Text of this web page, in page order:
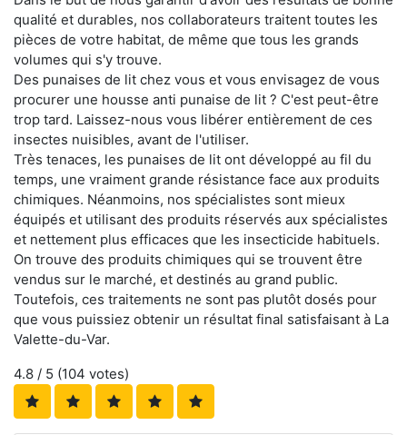
qualité et durables, nos collaborateurs traitent toutes les
pièces de votre habitat, de même que tous les grands
volumes qui s'y trouve.
Des punaises de lit chez vous et vous envisagez de vous
procurer une housse anti punaise de lit ? C'est peut-être
trop tard. Laissez-nous vous libérer entièrement de ces
insectes nuisibles, avant de l'utiliser.
Très tenaces, les punaises de lit ont développé au fil du
temps, une vraiment grande résistance face aux produits
chimiques. Néanmoins, nos spécialistes sont mieux
équipés et utilisant des produits réservés aux spécialistes
et nettement plus efficaces que les insecticide habituels.
On trouve des produits chimiques qui se trouvent être
vendus sur le marché, et destinés au grand public.
Toutefois, ces traitements ne sont pas plutôt dosés pour
que vous puissiez obtenir un résultat final satisfaisant à La
Valette-du-Var.
4.8 / 5 (104 votes)